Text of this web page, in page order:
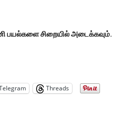
பயல்களை சிறையில் அடைக்கவும்.
Threads